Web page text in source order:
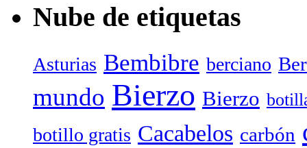
Nube de etiquetas
Asturias Bembibre berciano
mundo Bierzo Bierzo
botillo gratis Cacabelos carbón